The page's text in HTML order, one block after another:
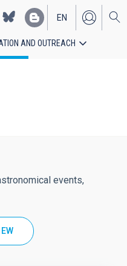
EN
ES
AND OUTREACH
events,